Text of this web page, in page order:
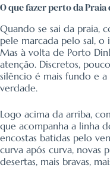
O que fazer perto da
Quando se sai da praia,
pele marcada pelo sal,
Mas à volta de Porto
atenção. Discretos,
silêncio é mais fundo e a
verdade.
Logo acima da arriba,
que acompanha a linha
encostas batidas pelo
curva após curva, novas
desertas, mais bravas,